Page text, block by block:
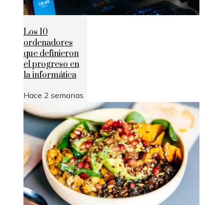
Los 10
ordenadores
que definieron
el progreso en
la informática
Hace 2 semanas